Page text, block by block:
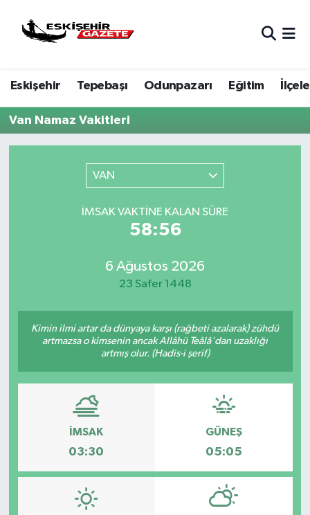
Eskişehir Tepebaşı Odunpazarı Eğitim
Van Namaz Vakitleri
VAN
İMSAK VAKTINE KALAN SÜRE
58:56
6 Ağustos 2026
23 Safer 1448
Kimin ilmi artar da dünyaya karşı (rağbeti azalarak) zühdü
artmazsa o kimsenin ancak Allâhü Teâlâ'dan uzaklığı
artmış olur. (Hadis-i şerif)
İMSAK
03:30
GÜNEŞ
05:05
Hava Durumu
Eskişehir Namaz Vakitleri
Son Dakika Haberleri